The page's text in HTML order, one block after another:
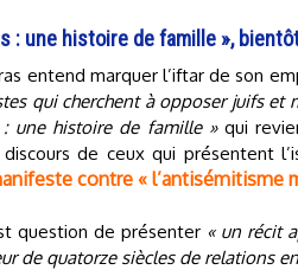
: une histoire de famille »,
entend marquer l’iftar de son
qui cherchent à opposer juifs et
: une histoire de famille »qui
de ceux qui présentent
contre « l’antisémitisme
question de présenter « un récit
de quatorze siècles de relations